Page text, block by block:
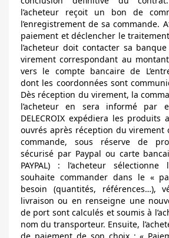
l’acheteur reçoit un bon de
l’enregistrement de sa commande.
paiement et déclencher le
l’acheteur doit contacter sa
virement correspondant au
vers le compte bancaire de
dont les coordonnées sont
Dès réception du virement, la
l’acheteur en sera informé par
DELECROIX expédiera les
ouvrés après réception du virement
commande, sous réserve de
sécurisé par Paypal ou carte
PAYPAL) : l’acheteur
souhaite commander dans le «
besoin (quantités, références…),
livraison ou en renseigne une
de port sont calculés et soumis à
nom du transporteur. Ensuite,